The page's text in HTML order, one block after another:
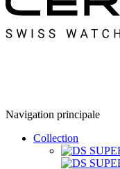
Navigation principale
Collection